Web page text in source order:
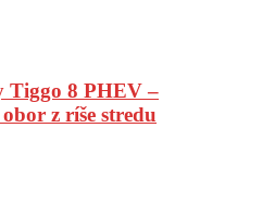
Tiggo 8 PHEV –
z ríše stredu